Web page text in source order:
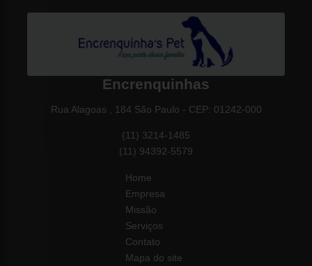
Encrenquinhas
Rua Alagoas , 184 São Paulo - CEP: 01242-000
(11) 3214-1485
(11) 94392-5579
Home
Empresa
Missão
Serviços
Contato
Mapa do site